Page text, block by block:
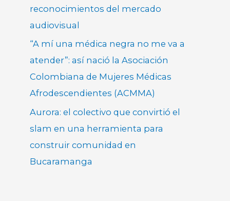
reconocimientos del mercado
audiovisual
“A mí una médica negra no me va a
atender”: así nació la Asociación
Colombiana de Mujeres Médicas
Afrodescendientes (ACMMA)
Aurora: el colectivo que convirtió el
slam en una herramienta para
construir comunidad en
Bucaramanga